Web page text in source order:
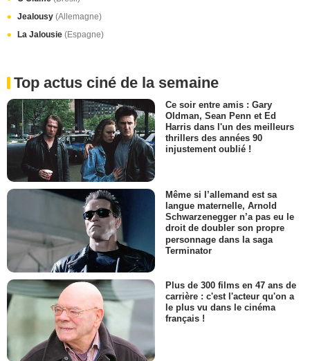
Jealousy (Allemagne)
La Jalousie (Espagne)
Top actus ciné de la semaine
Ce soir entre amis : Gary
Oldman, Sean Penn et Ed
Harris dans l'un des meilleurs
thrillers des années 90
injustement oublié !
Même si l’allemand est sa
langue maternelle, Arnold
Schwarzenegger n’a pas eu le
droit de doubler son propre
personnage dans la saga
Terminator
Plus de 300 films en 47 ans de
carrière : c'est l'acteur qu'on a
le plus vu dans le cinéma
français !